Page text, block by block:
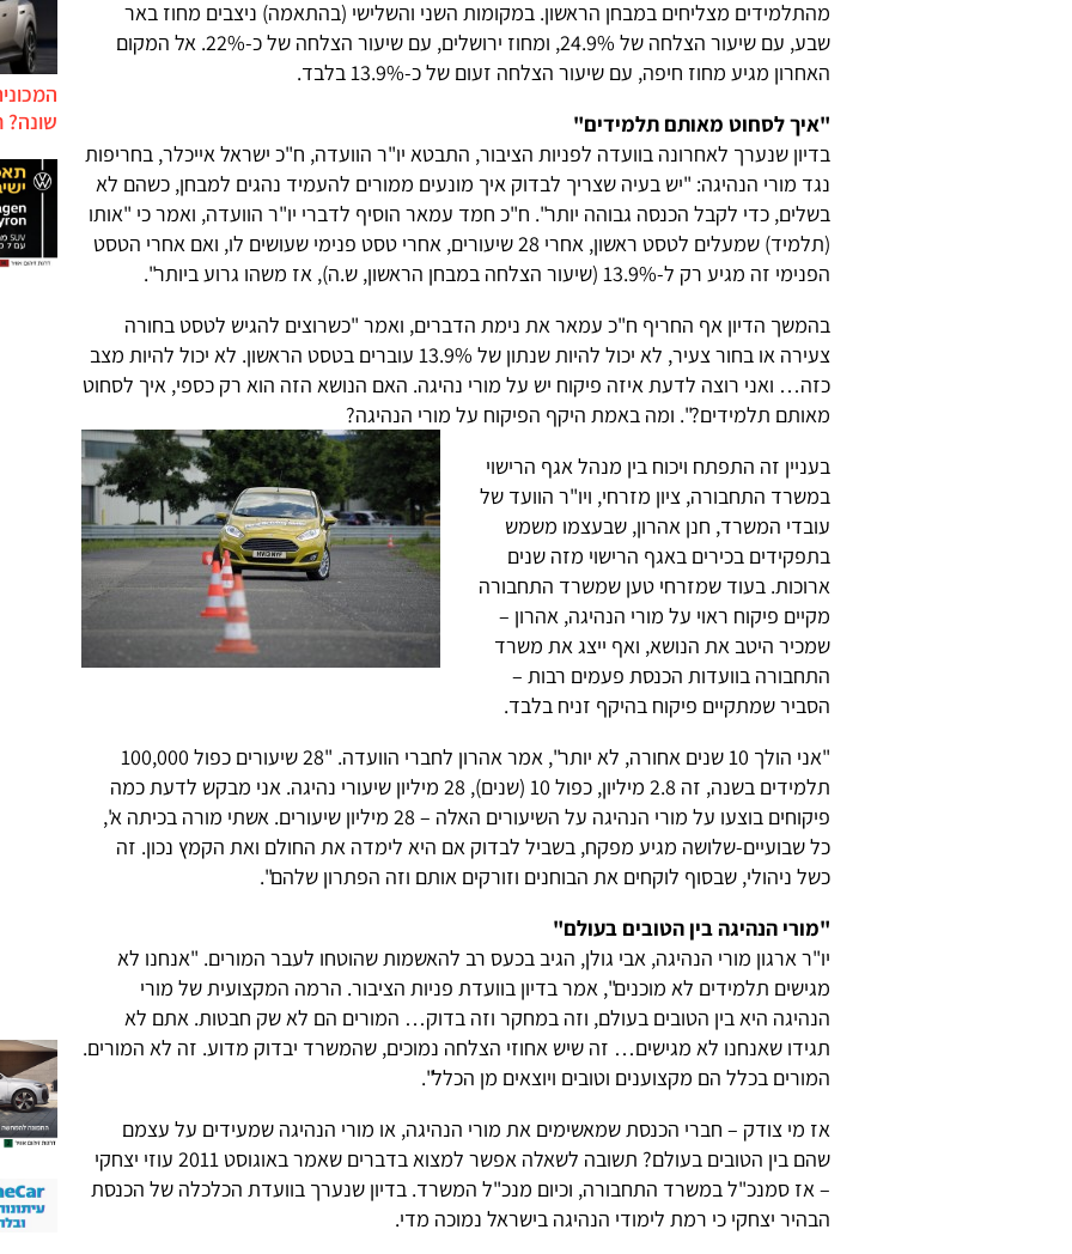
מהתלמידים מצליחים במבחן הראשון. במקומות השני והשלישי (בהתאמה) ניצבים מחוז באר
שבע, עם שיעור הצלחה של 24.9%, ומחוז ירושלים, עם שיעור הצלחה של כ-22%. אל המקום
האחרון מגיע מחוז חיפה, עם שיעור הצלחה זעום של כ-13.9% בלבד.
"איך לסחוט מאותם תלמידים"
בדיון שנערך לאחרונה בוועדה לפניות הציבור, התבטא יו"ר הוועדה, ח"כ ישראל אייכלר, בחריפות
נגד מורי הנהיגה: "יש בעיה שצריך לבדוק איך מונעים ממורים להעמיד נהגים למבחן, כשהם לא
בשלים, כדי לקבל הכנסה גבוהה יותר". ח"כ חמד עמאר הוסיף לדברי יו"ר הוועדה, ואמר כי "אותו
(תלמיד) שמעלים לטסט ראשון, אחרי 28 שיעורים, אחרי טסט פנימי שעושים לו, ואם אחרי הטסט
הפנימי זה מגיע רק ל-13.9% (שיעור הצלחה במבחן הראשון, ש.ה), אז משהו גרוע ביותר".
בהמשך הדיון אף החריף ח"כ עמאר את נימת הדברים, ואמר "כשרוצים להגיש לטסט בחורה
צעירה או בחור צעיר, לא יכול להיות שנתון של 13.9% עוברים בטסט הראשון. לא יכול להיות מצב
כזה… ואני רוצה לדעת איזה פיקוח יש על מורי נהיגה. האם הנושא הזה הוא רק כספי, איך לסחוט
מאותם תלמידים?". ומה באמת היקף הפיקוח על מורי הנהיגה?
בעניין זה התפתח ויכוח בין מנהל אגף הרישוי
במשרד התחבורה, ציון מזרחי, ויו"ר הוועד של
עובדי המשרד, חנן אהרון, שבעצמו משמש
בתפקידים בכירים באגף הרישוי מזה שנים
ארוכות. בעוד שמזרחי טען שמשרד התחבורה
מקיים פיקוח ראוי על מורי הנהיגה, אהרון –
שמכיר היטב את הנושא, ואף ייצג את משרד
התחבורה בוועדות הכנסת פעמים רבות –
הסביר שמתקיים פיקוח בהיקף זניח בלבד.
"אני הולך 10 שנים אחורה, לא יותר", אמר אהרון לחברי הוועדה. "28 שיעורים כפול 100,000
תלמידים בשנה, זה 2.8 מיליון, כפול 10 (שנים), 28 מיליון שיעורי נהיגה. אני מבקש לדעת כמה
פיקוחים בוצעו על מורי הנהיגה על השיעורים האלה – 28 מיליון שיעורים. אשתי מורה בכיתה א',
כל שבועיים-שלושה מגיע מפקח, בשביל לבדוק אם היא לימדה את החולם ואת הקמץ נכון. זה
כשל ניהולי, שבסוף לוקחים את הבוחנים וזורקים אותם וזה הפתרון שלהם".
"מורי הנהיגה בין הטובים בעולם"
יו"ר ארגון מורי הנהיגה, אבי גולן, הגיב בכעס רב להאשמות שהוטחו לעבר המורים. "אנחנו לא
מגישים תלמידים לא מוכנים", אמר בדיון בוועדת פניות הציבור. הרמה המקצועית של מורי
הנהיגה היא בין הטובים בעולם, וזה במחקר וזה בדוק… המורים הם לא שק חבטות. אתם לא
תגידו שאנחנו לא מגישים… זה שיש אחוזי הצלחה נמוכים, שהמשרד יבדוק מדוע. זה לא המורים.
המורים בכלל הם מקצוענים וטובים ויוצאים מן הכלל".
אז מי צודק – חברי הכנסת שמאשימים את מורי הנהיגה, או מורי הנהיגה שמעידים על עצמם
שהם בין הטובים בעולם? תשובה לשאלה אפשר למצוא בדברים שאמר באוגוסט 2011 עוזי יצחקי
– אז סמנכ"ל במשרד התחבורה, וכיום מנכ"ל המשרד. בדיון שנערך בוועדת הכלכלה של הכנסת
הבהיר יצחקי כי רמת לימודי הנהיגה בישראל נמוכה מדי.
שונה?